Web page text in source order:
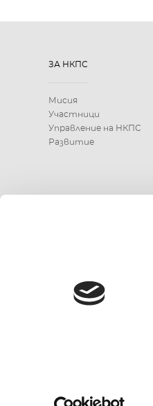
ЗА НКПС
Мисия
Участници
Управление на НКПС
Развитие
0700
*9910
Всички права запазени.